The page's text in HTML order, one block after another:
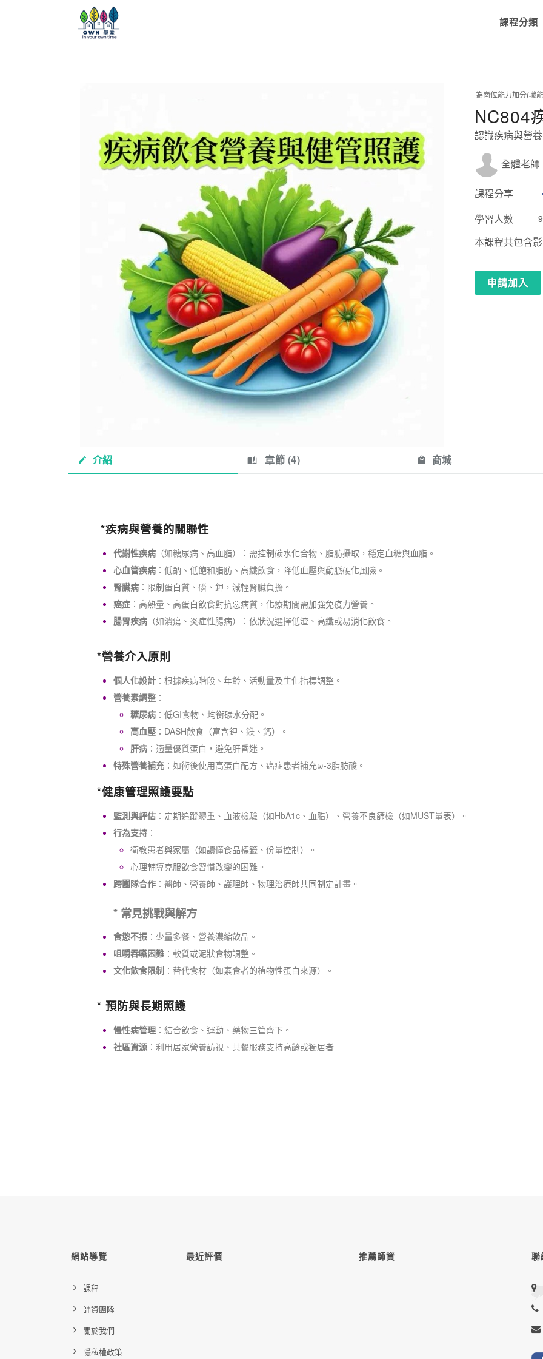
課程分類
為崗位能力加分(職
NC804
認識疾病與營
全體老師
課程分享
學習人數
9
本課程共包含
申請加入
介紹 章節 (4) 商城
*疾病與營養的關聯性
代謝性疾病 （如糖尿病、高血脂）：需控制碳水化合物、脂肪攝取，穩定血糖與血脂。
心血管疾病 ：低鈉、低飽和脂肪、高纖飲食，降低血壓與動脈硬化風險。
腎臟病 ：限制蛋白質、磷、鉀，減輕腎臟負擔。
癌症 ：高熱量、高蛋白飲食對抗惡病質，化療期間需加強免疫力營養。
腸胃疾病 （如潰瘍、炎症性腸病）：依狀況選擇低渣、高纖或易消化飲食。
*營養介入原則
個人化設計 ：根據疾病階段、年齡、活動量及生化指標調整。
營養素調整 ：
糖尿病：低GI食物、均衡碳水分配。
高血壓：DASH飲食（富含鉀、鎂、鈣）。
肝病：適量優質蛋白，避免肝昏迷。
特殊營養補充 ：如術後使用高蛋白配方、癌症患者補充ω-3脂肪酸。
*健康管理照護要點
監測與評估 ：定期追蹤體重、血液檢驗（如HbA1c、血脂）、營養不良篩檢（如MUST量表）。
行為支持 ：
衛教患者與家屬（如讀懂食品標籤、份量控制）。
心理輔導克服飲食習慣改變的困難。
跨團隊合作 ：醫師、營養師、護理師、物理治療師共同制定計畫。
* 常見挑戰與解方
食慾不振 ：少量多餐、營養濃縮飲品。
咀嚼吞嚥困難 ：軟質或泥狀食物調整。
文化飲食限制 ：替代食材（如素食者的植物性蛋白來源）。
* 預防與長期照護
慢性病管理 ：結合飲食、運動、藥物三管齊下。
社區資源 ：利用居家營養訪視、共餐服務支持高齡或獨居者
網站導覽
課程
師資團隊
關於我們
隱私權政策
最近評價 推薦師資 聯